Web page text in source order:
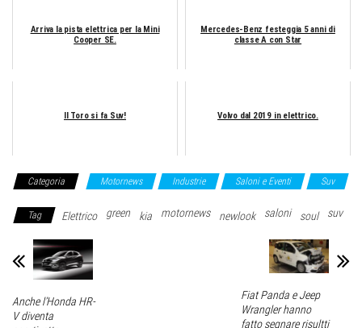
Arriva la pista elettrica per la Mini
Cooper SE.
Mercedes-Benz festeggia 5 anni di
classe A con Star
Il Toro si fa Suv! Volvo dal 2019 in elettrico.
Categoria Motornews Industrie Saloni e Eventi Suv
Tag Elettrico green kia motornews newlook saloni soul suv
Anche l’Honda HR-
V diventa
Fiat Panda e Jeep
Wrangler hanno
fatto segnare risultti